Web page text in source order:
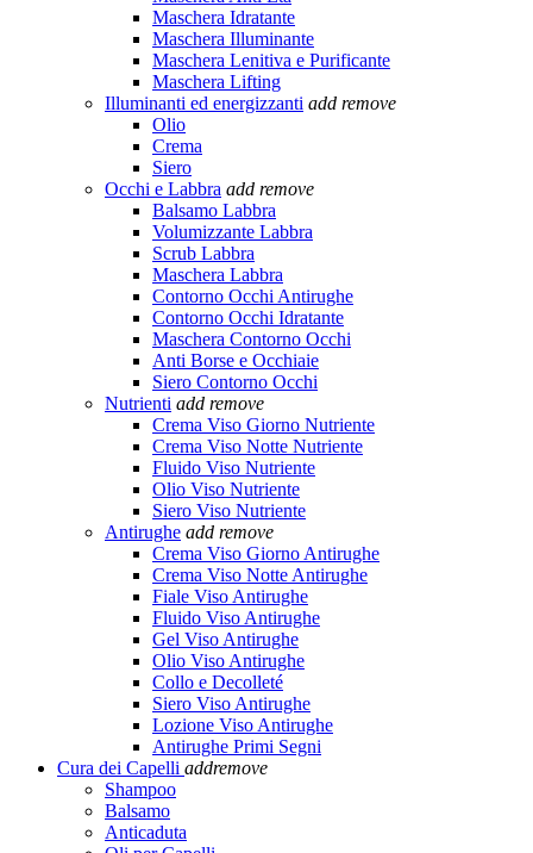
Maschera Idratante
Maschera Illuminante
Maschera Lenitiva e Purificante
Maschera Lifting
Illuminanti ed energizzanti add remove
Olio
Crema
Siero
Occhi e Labbra add remove
Balsamo Labbra
Volumizzante Labbra
Scrub Labbra
Maschera Labbra
Contorno Occhi Antirughe
Contorno Occhi Idratante
Maschera Contorno Occhi
Anti Borse e Occhiaie
Siero Contorno Occhi
Nutrienti add remove
Crema Viso Giorno Nutriente
Crema Viso Notte Nutriente
Fluido Viso Nutriente
Olio Viso Nutriente
Siero Viso Nutriente
Antirughe add remove
Crema Viso Giorno Antirughe
Crema Viso Notte Antirughe
Fiale Viso Antirughe
Fluido Viso Antirughe
Gel Viso Antirughe
Olio Viso Antirughe
Collo e Decolleté
Siero Viso Antirughe
Lozione Viso Antirughe
Antirughe Primi Segni
Cura dei Capelli addremove
Shampoo
Balsamo
Anticaduta